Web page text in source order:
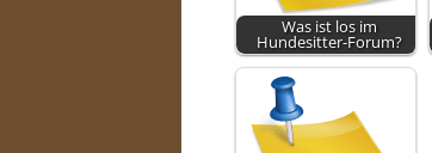
Was ist los im
Hundesitter-Forum?